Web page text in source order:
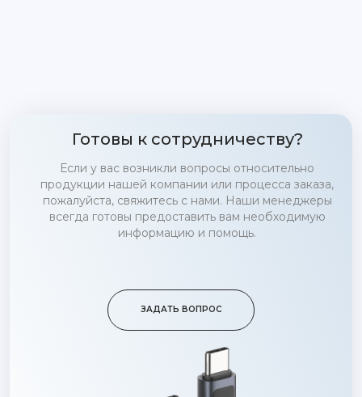
Готовы к сотрудничеству?
Если у вас возникли вопросы относительно
продукции нашей компании или процесса заказа,
пожалуйста, свяжитесь с нами. Наши менеджеры
всегда готовы предоставить вам необходимую
информацию и помощь.
ЗАДАТЬ ВОПРОС